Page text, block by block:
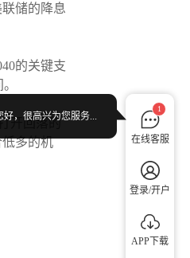
储的降息
的关键支
开回落的
多的机
1
在线客服
登录/开户
APP下载
好，很高兴为您服务...